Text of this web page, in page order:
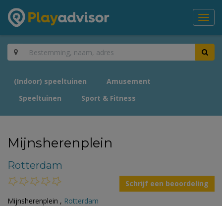
(Indoor) speeltuinen
Amusement
Speeltuinen
Sport & Fitness
Mijnsherenplein
Rotterdam
Schrijf een beoordeling
Mijnsherenplein , Rotterdam